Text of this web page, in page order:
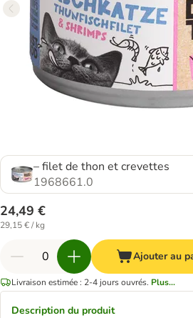
– filet de thon et crevettes
1968661.0
24,49 €
29,15 € / kg
Ajouter au
Livraison estimée : 2-4 jours ouvrés. Plus...
Description du produit